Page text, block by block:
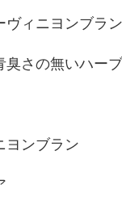
ィニヨンブラ
さの無いハー
ヨンブラン